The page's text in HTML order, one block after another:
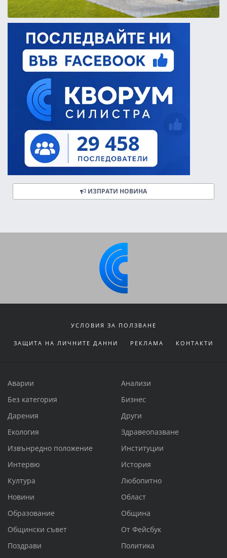
ИЗПРАТИ НОВИНА
УСЛОВИЯ ЗА ПОЛЗВАНЕ
ЗАЩИТА НА ЛИЧНИТЕ ДАННИ РЕКЛАМА КОНТАКТИ
Аварии
Анализи
Без категория
Бизнес
Дарения
Други
Екология
Здравеопазване
Извънредно положение
Институции
Интервю
История
Култура
Любопитно
Новини
Област
Образование
Община
Общински съвет
От Фейсбук
Поздрави
Политика